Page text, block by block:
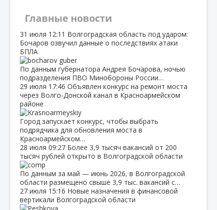
Главные новости
31 июля 12:11 Волгоградская область под ударом:
Бочаров озвучил данные о последствиях атаки
БПЛА
По данным губернатора Андрея Бочарова, ночью
подразделения ПВО Минобороны России…
29 июля 17:46 Объявлен конкурс на ремонт моста
через Волго‑Донской канал в Красноармейском
районе
Город запускает конкурс, чтобы выбрать
подрядчика для обновления моста в
Красноармейском…
28 июля 09:27 Более 3,9 тысяч вакансий от 200
тысяч рублей открыто в Волгоградской области
По данным за май — июнь 2026, в Волгоградской
области размещено свыше 3,9 тыс. вакансий с…
27 июля 15:16 Новые назначения в финансовой
вертикали Волгоградской области